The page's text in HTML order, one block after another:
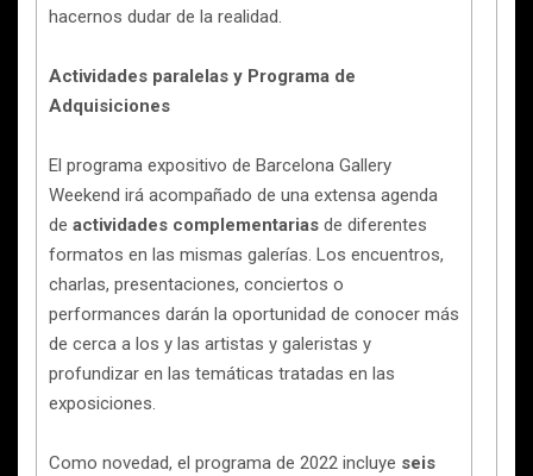
hacernos dudar de la realidad.
Actividades paralelas y Programa de
Adquisiciones
El programa expositivo de Barcelona Gallery
Weekend irá acompañado de una extensa agenda
de actividades complementarias de diferentes
formatos en las mismas galerías. Los encuentros,
charlas, presentaciones, conciertos o
performances darán la oportunidad de conocer más
de cerca a los y las artistas y galeristas y
profundizar en las temáticas tratadas en las
exposiciones.
Como novedad, el programa de 2022 incluye seis